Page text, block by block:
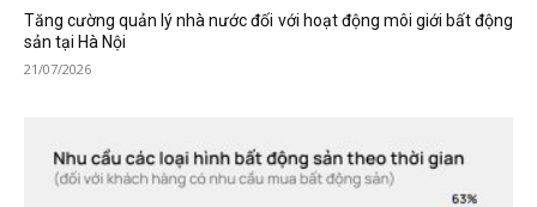
Tăng cường quản lý nhà nước đối với hoạt động môi giới bất động
sản tại Hà Nội
21/07/2026